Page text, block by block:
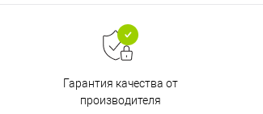
Гарантия качества от
производителя